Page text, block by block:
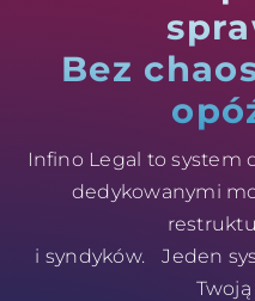
Bez
Infino Legal to system
dedykowanymi
i syndyków. Jeden